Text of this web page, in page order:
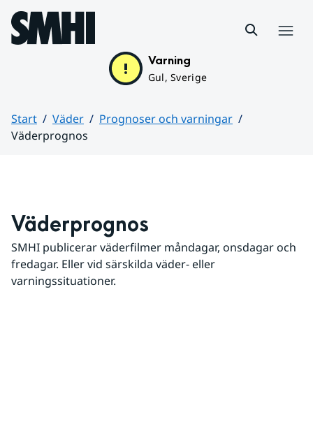
Hoppa till sidans innehåll
Varning
Gul, Sverige
Start Väder
Prognoser och varningar
Väderprognos
Väderprognos
SMHI publicerar väderfilmer måndagar, onsdagar och
fredagar. Eller vid särskilda väder- eller
varningssituationer.